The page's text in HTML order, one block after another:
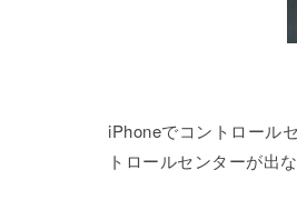
iPhoneでコントロール
トロールセンターが出